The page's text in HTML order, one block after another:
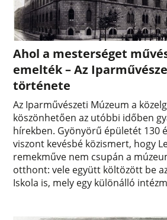
Ahol a mesterséget
emelték – Az
története
Az Iparművészeti Múzeum a
köszönhetően az utóbbi időben
hírekben. Gyönyörű épületét 130
viszont kevésbé közismert, hogy
remekműve nem csupán a
otthont: vele együtt költözött be
Iskola is, mely egy különálló